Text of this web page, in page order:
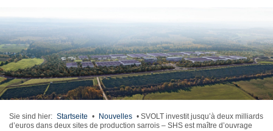
Sie sind hier: Startseite • Nouvelles • SVOLT investit jusqu’à deux milliards
d’euros dans deux sites de production sarrois – SHS est maître d’ouvrage